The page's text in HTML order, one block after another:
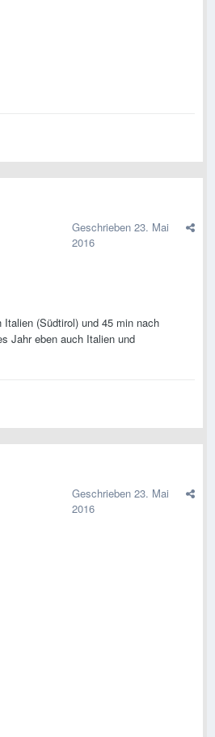
Geschrieben 23. Mai
2016
(Südtirol) und 45 min nach
Jahr eben auch Italien und
Geschrieben 23. Mai
2016